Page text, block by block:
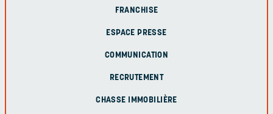
FRANCHISE
ESPACE PRESSE
COMMUNICATION
RECRUTEMENT
CHASSE IMMOBILIÈRE